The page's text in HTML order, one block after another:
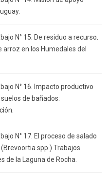
N° 15. De residuo a recurso.
arroz en los Humedales del
N° 16. Impacto productivo
de bañados:
N° 17. El proceso de salado
spp.) Trabajos
de la Laguna de Rocha.